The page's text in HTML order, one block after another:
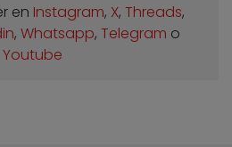
en Instagram, X, Threads,
, Whatsapp, Telegram o
Youtube